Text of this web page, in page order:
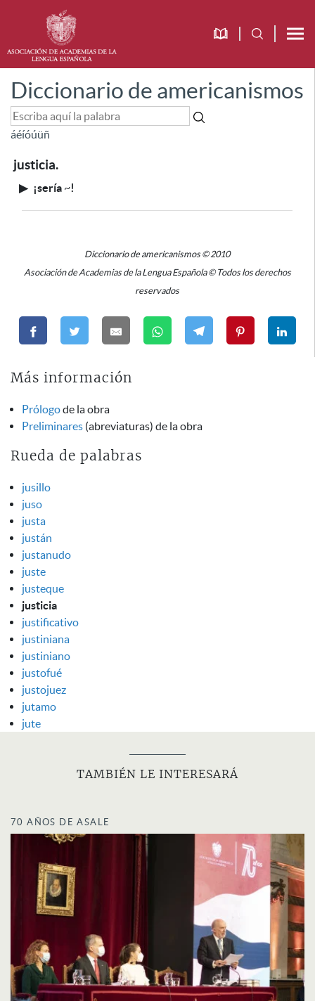
Diccionario de americanismos
áéíóúüñ
justicia.
▶ ¡sería ~!
Diccionario de americanismos © 2010
Asociación de Academias de la Lengua Española © Todos los derechos
reservados
Más información
Prólogode la obra
Preliminares (abreviaturas) de la obra
Rueda de palabras
jusillo
juso
justa
justán
justanudo
juste
justeque
justicia
justificativo
justiniana
justiniano
justofué
justojuez
jutamo
jute
TAMBIÉN LE INTERESARÁ
70 AÑOS DE ASALE